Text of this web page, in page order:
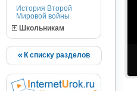
История Второй
Мировой войны
Школьникам
К списку разделов